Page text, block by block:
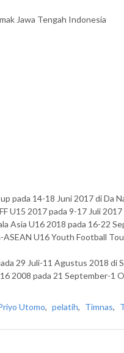
Jawa Tengah Indonesia
pada 14-18 Juni 2017 di Da
U15 2017 pada 9-17 Juli
Asia U16 2018 pada 16-22
ASEAN U16 Youth Football
29 Juli-11 Agustus 2018 di
2008 pada 21 September-1
Utomo, pelatih, Timnas,